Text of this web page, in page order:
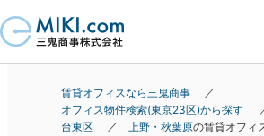
賃貸オフィスなら三鬼商事
オフィス物件検索(東京23区)から探す
台東区
上野・秋葉原の賃貸オフィ